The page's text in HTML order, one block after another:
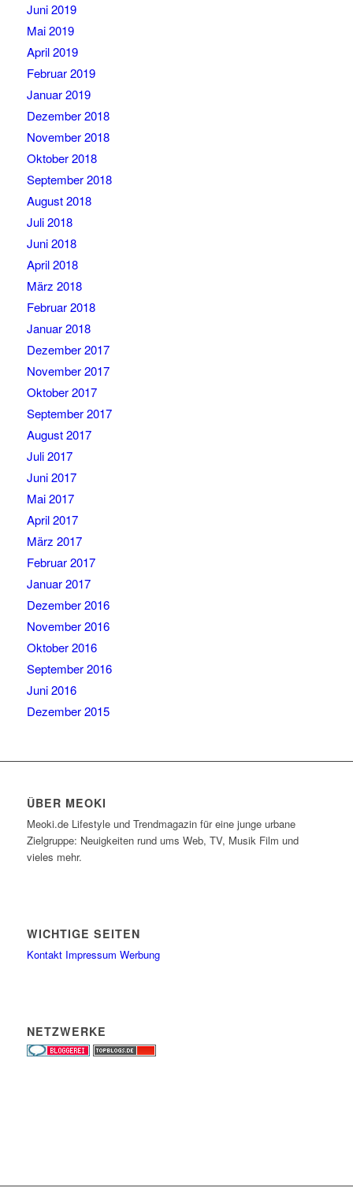
Juni 2019
Mai 2019
April 2019
Februar 2019
Januar 2019
Dezember 2018
November 2018
Oktober 2018
September 2018
August 2018
Juli 2018
Juni 2018
April 2018
März 2018
Februar 2018
Januar 2018
Dezember 2017
November 2017
Oktober 2017
September 2017
August 2017
Juli 2017
Juni 2017
Mai 2017
April 2017
März 2017
Februar 2017
Januar 2017
Dezember 2016
November 2016
Oktober 2016
September 2016
Juni 2016
Dezember 2015
ÜBER MEOKI
Meoki.de Lifestyle und Trendmagazin für eine junge urbane
Zielgruppe: Neuigkeiten rund ums Web, TV, Musik Film und
vieles mehr.
WICHTIGE SEITEN
Kontakt Impressum Werbung
NETZWERKE